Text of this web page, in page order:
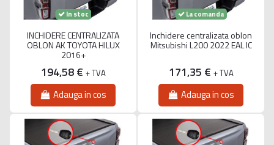
In stoc
INCHIDERE CENTRALIZATA
OBLON AK TOYOTA HILUX
2016+
194,58 € + TVA
Adauga in cos
La comanda
Inchidere centralizata oblon
Mitsubishi L200 2022 EAL IC
171,35 € + TVA
Adauga in cos